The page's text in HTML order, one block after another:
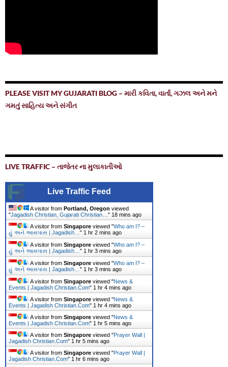
PLEASE VISIT MY GUJARATI BLOG – મારી કવિતા, વાર્તા, ગઝલ અને મને
ગમતું સાહિત્ય અને સંગીત
LIVE TRAFFIC – તાજેતર ના મુલાકાતીઓ
Live Traffic Feed
A visitor from Portland, Oregon viewed
"Jagadish Christian, Gujarati Christian… " 18 mins ago
A visitor from Singapore viewed "Who am I? –
હું અને આસપાસ | Jagadish… " 1 hr 2 mins ago
A visitor from Singapore viewed "Who am I? –
હું અને આસપાસ | Jagadish… " 1 hr 3 mins ago
A visitor from Singapore viewed "Who am I? –
હું અને આસપાસ | Jagadish… " 1 hr 3 mins ago
A visitor from Singapore viewed "News &
Events | Jagadish Christian.Com" 1 hr 4 mins ago
A visitor from Singapore viewed "News &
Events | Jagadish Christian.Com" 1 hr 4 mins ago
A visitor from Singapore viewed "News &
Events | Jagadish Christian.Com" 1 hr 5 mins ago
A visitor from Singapore viewed "Prayer Wall |
Jagadish Christian.Com" 1 hr 5 mins ago
A visitor from Singapore viewed "Prayer Wall |
Jagadish Christian.Com" 1 hr 6 mins ago